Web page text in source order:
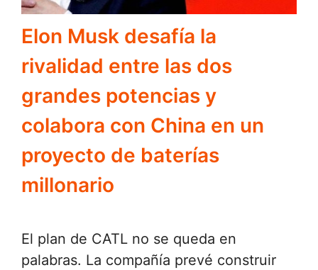
Elon Musk desafía la
rivalidad entre las dos
grandes potencias y
colabora con China en un
proyecto de baterías
millonario
El plan de CATL no se queda en
palabras. La compañía prevé construir